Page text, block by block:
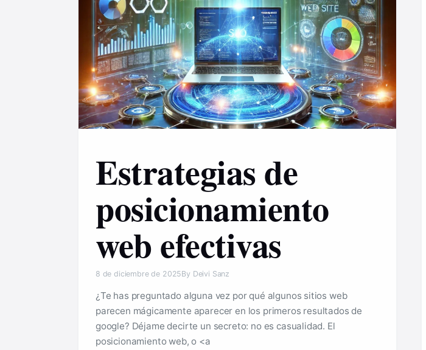
Estrategias de
posicionamiento
web efectivas
8 de diciembre de 2025By Deivi Sanz
¿Te has preguntado alguna vez por qué algunos sitios web
parecen mágicamente aparecer en los primeros resultados de
google? Déjame decirte un secreto: no es casualidad. El
posicionamiento web, o <a